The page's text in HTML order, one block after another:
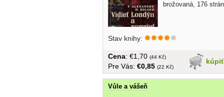
brožovaná, 176 strán
Stav knihy:
kúpiť
Cena: €1,70 (44 Kč)
Pre Vás: €0,85 (22 Kč)
Vůle a vášeň